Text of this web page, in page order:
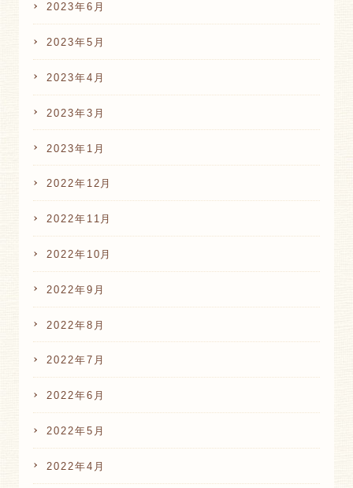
2023年6月
2023年5月
2023年4月
2023年3月
2023年1月
2022年12月
2022年11月
2022年10月
2022年9月
2022年8月
2022年7月
2022年6月
2022年5月
2022年4月